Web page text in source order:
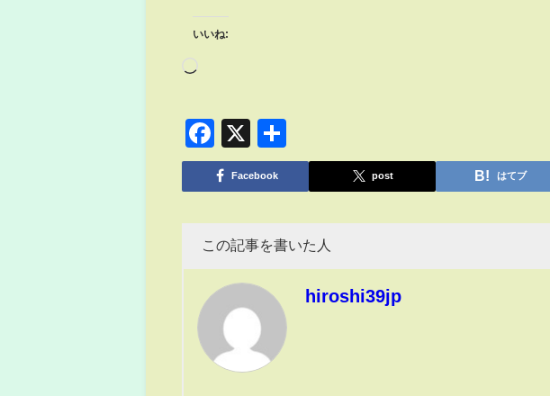
いいね:
Facebook
X
有
Facebook post はてブ
この記事を書いた人
hiroshi39jp